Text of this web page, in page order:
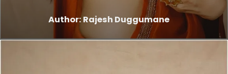
Author: Rajesh Duggumane